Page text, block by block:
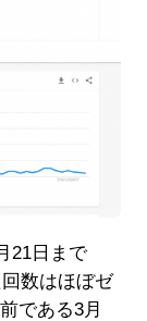
21日まで
数はほぼゼ
である3月